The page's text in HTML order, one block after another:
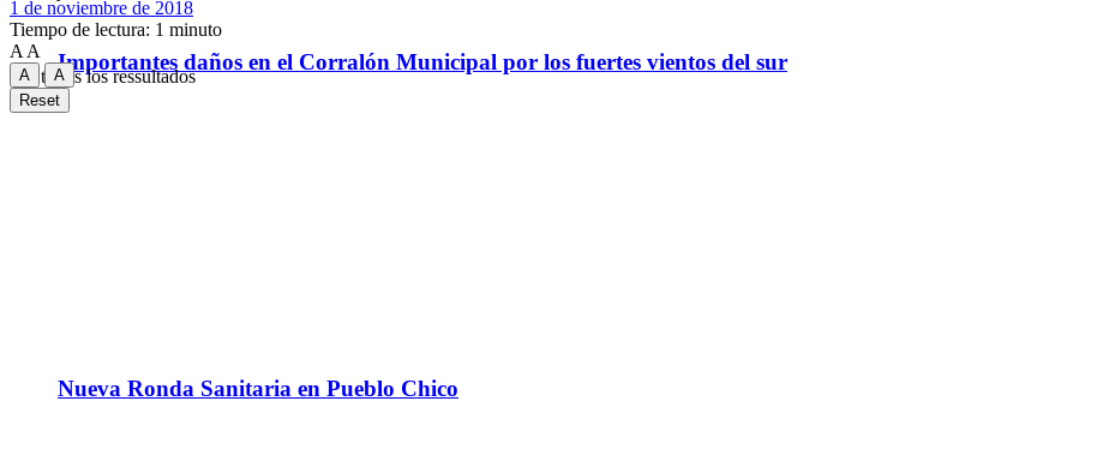
Importantes daños en el Corralón Municipal por los fuertes vientos del sur
Nueva Ronda Sanitaria en Pueblo Chico
Ver todos los ressultados
1 de noviembre de 2018
Tiempo de lectura: 1 minuto
A A
A
A
Reset